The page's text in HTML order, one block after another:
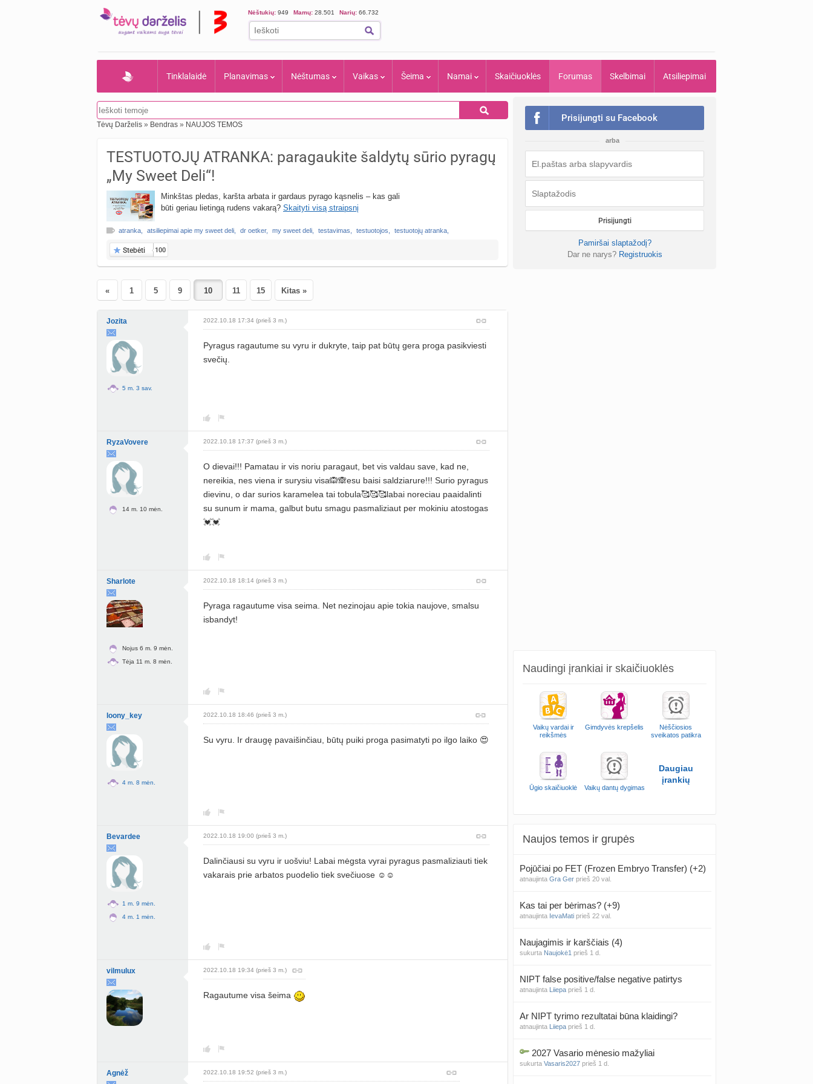
Nėštukių: 949 Mamų: 28.501 Narių: 66.732
Tinklalaidė Planavimas Nėštumas Vaikas Šeima Namai Skaičiuoklės Forumas Skelbimai Atsiliepimai
Tėvų Darželis » Bendras » NAUJOS TEMOS
TESTUOTOJŲ ATRANKA: paragaukite šaldytų sūrio pyragų
„My Sweet Deli“!
Minkštas pledas, karšta arbata ir gardaus pyrago kąsnelis – kas gali
būti geriau lietingą rudens vakarą? Skaityti visą straipsnį
atranka, atsiliepimai apie my sweet deli, dr oetker, my sweet deli, testavimas, testuotojos, testuotojų atranka,
Stebėti 100
« 1 5 9 11 15 Kitas »
Jozita
5 m. 3 sav.
2022.10.18 17:34 (prieš 3 m.)
Pyragus ragautume su vyru ir dukryte, taip pat būtų gera proga pasikviesti
svečių.
RyzaVovere
14 m. 10 mėn.
2022.10.18 17:37 (prieš 3 m.)
O dievai!!! Pamatau ir vis noriu paragaut, bet vis valdau save, kad ne,
nereikia, nes viena ir surysiu visa🙉🙈esu baisi saldziarure!!! Surio pyragus
dievinu, o dar surios karamelea tai tobula🥰🥰🥰labai noreciau paaidalinti
su sunum ir mama, galbut butu smagu pasmaliziaut per mokiniu atostogas
💓💓
Sharlote
Nojus 6 m. 9 mėn.
Tėja 11 m. 8 mėn.
2022.10.18 18:14 (prieš 3 m.)
Pyraga ragautume visa seima. Net nezinojau apie tokia naujove, smalsu
isbandyt!
loony_key
4 m. 8 mėn.
2022.10.18 18:46 (prieš 3 m.)
Su vyru. Ir draugę pavaišinčiau, būtų puiki proga pasimatyti po ilgo laiko 😍
Bevardee
1 m. 9 mėn.
4 m. 1 mėn.
2022.10.18 19:00 (prieš 3 m.)
Dalinčiausi su vyru ir uošviu! Labai mėgsta vyrai pyragus pasmaliziauti tiek
vakarais prie arbatos puodelio tiek svečiuose ☺️☺️
vilmulux 2022.10.18 19:34 (prieš 3 m.)
Ragautume visa šeima
Agnėž 2022.10.18 19:52 (prieš 3 m.)
Prisijungti su Facebook
arba
Prisijungti
Pamiršai slaptažodį?
Dar ne narys? Registruokis
Naudingi įrankiai ir skaičiuoklės
Vaikų vardai ir
reikšmės
Gimdyvės krepšelis
Nėščiosios
sveikatos patikra
Ūgio skaičiuoklė Vaikų dantų dygimas
Daugiau
įrankių
Naujos temos ir grupės
Pojūčiai po FET (Frozen Embryo Transfer) (+2)
atnaujinta Gra Ger prieš 20 val.
Kas tai per bėrimas? (+9)
atnaujinta IevaMati prieš 22 val.
Naujagimis ir karščiais (4)
sukurta Naujokė1 prieš 1 d.
NIPT false positive/false negative patirtys
atnaujinta Liiepa prieš 1 d.
Ar NIPT tyrimo rezultatai būna klaidingi?
atnaujinta Liiepa prieš 1 d.
2027 Vasario mėnesio mažyliai
sukurta Vasaris2027 prieš 1 d.